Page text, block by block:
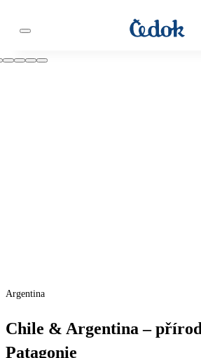
Argentina
Chile & Argentina –
Patagonie